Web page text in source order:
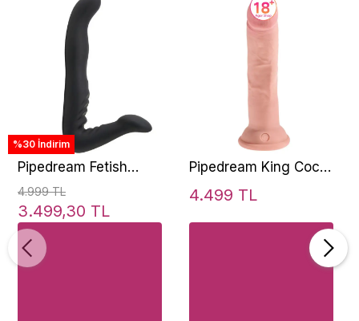
%30 İndirim
Pipedream Fetish
Fantasy Serisi 20 Cm
Hijyenik Silikonlu
Takılabilen Strap-On
4.999 TL
3.499,30 TL
Pipedream King Cock
Plus 8" Triple Density
Penis
4.499 TL